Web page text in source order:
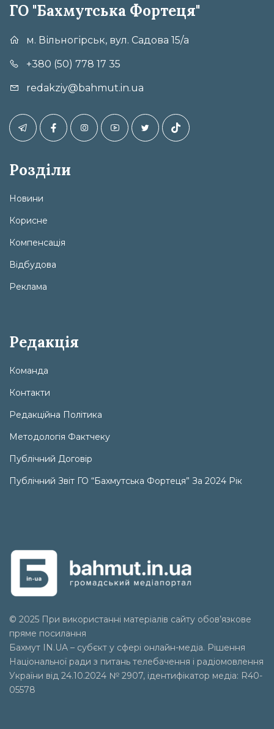
ГО "Бахмутська Фортеця"
м. Вільногірськ, вул. Садова 15/а
+380 (50) 778 17 35
redakziy@bahmut.in.ua
Розділи
Новини
Корисне
Компенсація
Відбудова
Реклама
Редакція
Команда
Контакти
Редакційна Політика
Методологія Фактчеку
Публічний Договір
Публічний Звіт ГО “Бахмутська Фортеця” За 2024 Рік
© 2025 При використанні матеріалів сайту обов’язкове
пряме посилання
Бахмут IN.UA – субєкт у сфері онлайн-медіа. Рішення
Національної ради з питань телебачення і радіомовлення
України від 24.10.2024 № 2907, ідентифікатор медіа: R40-
05578